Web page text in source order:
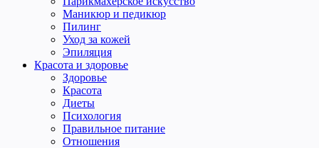
Маникюр и педикюр
Пилинг
Уход за кожей
Эпиляция
Красота и здоровье
Здоровье
Красота
Диеты
Психология
Правильное питание
Отношения